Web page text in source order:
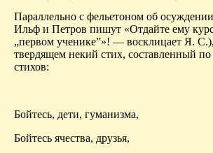
Параллельно с фельетоном об
Ильф и Петров пишут «Отдайте ему
„первом ученике”»! — восклицает Я. С.),
твердящем некий стих, составленный
стихов:
Бойтесь, дети, гуманизма,
Бойтесь ячества, друзья,